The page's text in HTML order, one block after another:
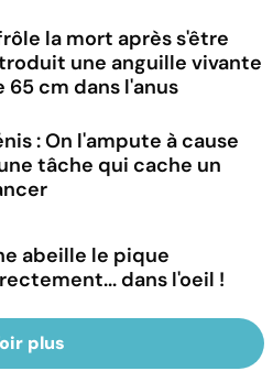
la mort après s'être
une anguille vivante
65 cm dans l'anus
: On l'ampute à cause
tâche qui cache un
abeille le pique
dans l'oeil !
plus